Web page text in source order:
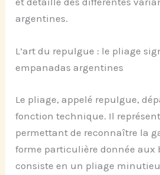
argentines.
L’art du repulgue : le pliage
empanadas argentines
Le pliage, appelé repulgue,
fonction technique. Il
permettant de reconnaître la
forme particulière donnée aux
consiste en un pliage